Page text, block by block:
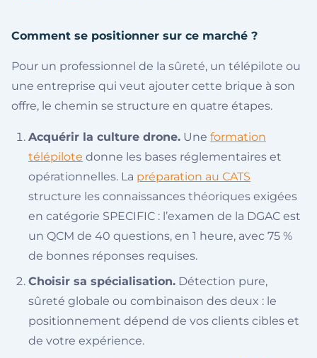
Comment se positionner sur ce marché ?
Pour un professionnel de la sûreté, un télépilote ou
une entreprise qui veut ajouter cette brique à son
offre, le chemin se structure en quatre étapes.
Acquérir la culture drone. Une formation
télépilote donne les bases réglementaires et
opérationnelles. La préparation au CATS
structure les connaissances théoriques exigées
en catégorie SPECIFIC : l’examen de la DGAC est
un QCM de 40 questions, en 1 heure, avec 75 %
de bonnes réponses requises.
Choisir sa spécialisation. Détection pure,
sûreté globale ou combinaison des deux : le
positionnement dépend de vos clients cibles et
de votre expérience.